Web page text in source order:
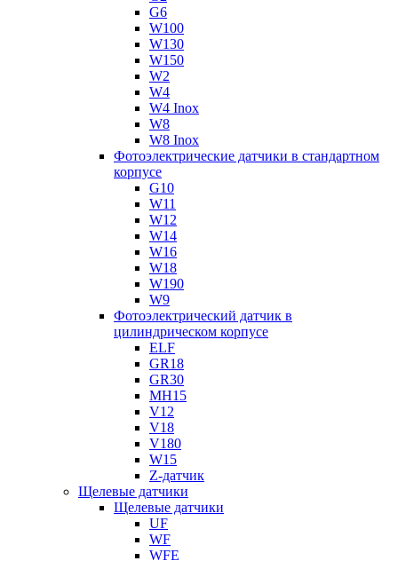
G6
W100
W130
W150
W2
W4
W4 Inox
W8
W8 Inox
Фотоэлектрические датчики в стандартном
корпусе
G10
W11
W12
W14
W16
W18
W190
W9
Фотоэлектрический датчик в
цилиндрическом корпусе
ELF
GR18
GR30
MH15
V12
V18
V180
W15
Z-датчик
Щелевые датчики
Щелевые датчики
UF
WF
WFE